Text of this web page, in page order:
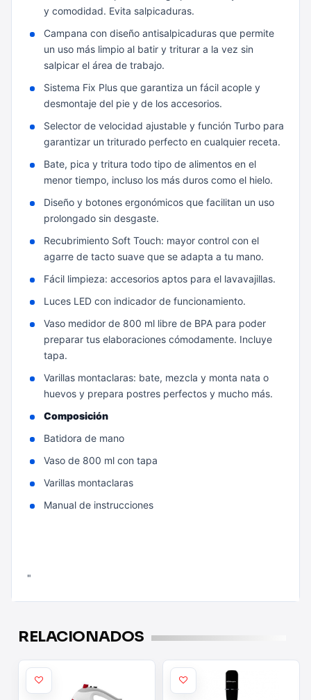
y comodidad. Evita salpicaduras.
Campana con diseño antisalpicaduras que permite
un uso más limpio al batir y triturar a la vez sin
salpicar el área de trabajo.
Sistema Fix Plus que garantiza un fácil acople y
desmontaje del pie y de los accesorios.
Selector de velocidad ajustable y función Turbo para
garantizar un triturado perfecto en cualquier receta.
Bate, pica y tritura todo tipo de alimentos en el
menor tiempo, incluso los más duros como el hielo.
Diseño y botones ergonómicos que facilitan un uso
prolongado sin desgaste.
Recubrimiento Soft Touch: mayor control con el
agarre de tacto suave que se adapta a tu mano.
Fácil limpieza: accesorios aptos para el lavavajillas.
Luces LED con indicador de funcionamiento.
Vaso medidor de 800 ml libre de BPA para poder
preparar tus elaboraciones cómodamente. Incluye
tapa.
Varillas montaclaras: bate, mezcla y monta nata o
huevos y prepara postres perfectos y mucho más.
Composición
Batidora de mano
Vaso de 800 ml con tapa
Varillas montaclaras
Manual de instrucciones
"
RELACIONADOS